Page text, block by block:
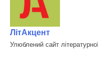
ЛітАкцент
Улюблений сайт